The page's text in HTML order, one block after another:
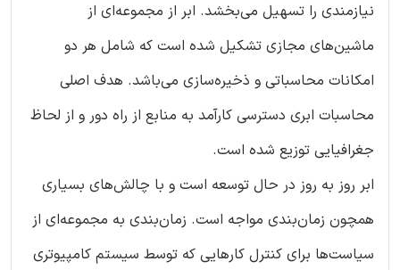
نیازمندی را تسهیل می‌بخشد. ابر از مجموعه‌ای از
ماشین‌های مجازی تشکیل شده است که شامل هر دو
امکانات محاسباتی و ذخیره‌سازی می‌باشد. هدف اصلی
محاسبات ابری دسترسی کارآمد به منابع از راه دور و از لحاظ
جغرافیایی توزیع شده است.
ابر روز به روز در حال توسعه است و با چالش‌های بسیاری
همچون زمان‌بندی مواجه است. زمان‌بندی به مجموعه‌ای از
سیاست‌ها برای کنترل کارهایی که توسط سیستم کامپیوتری